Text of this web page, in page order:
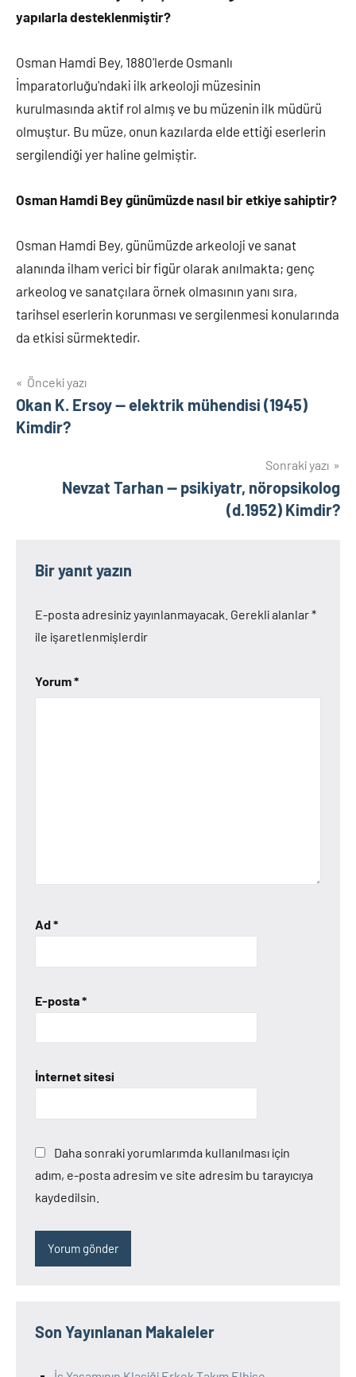
yapılarla desteklenmiştir?
Osman Hamdi Bey, 1880'lerde Osmanlı
İmparatorluğu'ndaki ilk arkeoloji müzesinin
kurulmasında aktif rol almış ve bu müzenin ilk müdürü
olmuştur. Bu müze, onun kazılarda elde ettiği eserlerin
sergilendiği yer haline gelmiştir.
Osman Hamdi Bey günümüzde nasıl bir etkiye sahiptir?
Osman Hamdi Bey, günümüzde arkeoloji ve sanat
alanında ilham verici bir figür olarak anılmakta; genç
arkeolog ve sanatçılara örnek olmasının yanı sıra,
tarihsel eserlerin korunması ve sergilenmesi konularında
da etkisi sürmektedir.
Yazı
gezinmesi
Önceki yazı
Okan K. Ersoy — elektrik mühendisi (1945)
Kimdir?
Sonraki yazı
Nevzat Tarhan — psikiyatr, nöropsikolog
(d.1952) Kimdir?
Bir yanıt yazın
E-posta adresiniz yayınlanmayacak. Gerekli alanlar*
ile işaretlenmişlerdir
Yorum*
Ad*
E-posta*
İnternet sitesi
Daha sonraki yorumlarımda kullanılması için
adım, e-posta adresim ve site adresim bu tarayıcıya
kaydedilsin.
Son Yayınlanan Makaleler